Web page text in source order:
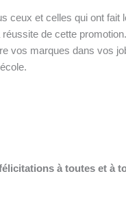
ceux et celles qui ont fait
réussite de cette
vos marques dans vos
à toutes et à